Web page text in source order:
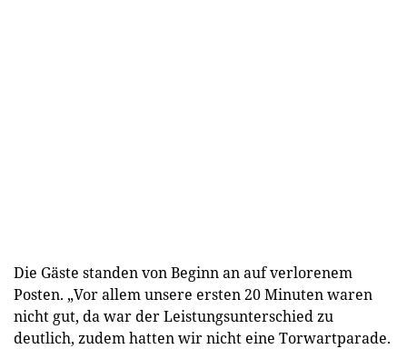
Die Gäste standen von Beginn an auf verlorenem
Posten. „Vor allem unsere ersten 20 Minuten waren
nicht gut, da war der Leistungsunterschied zu
deutlich, zudem hatten wir nicht eine Torwartparade.